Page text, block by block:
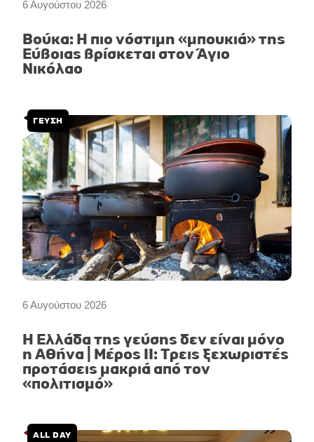
6 Αυγούστου 2026
Βούκα: Η πιο νόστιμη «μπουκιά» της
Εύβοιας βρίσκεται στον Άγιο
Νικόλαο
6 Αυγούστου 2026
ΓΕΥΣΗ
Η Ελλάδα της γεύσης δεν είναι μόνο
η Αθήνα | Μέρος II: Τρεις ξεχωριστές
προτάσεις μακριά από τον
«πολιτισμό»
ALL DAY